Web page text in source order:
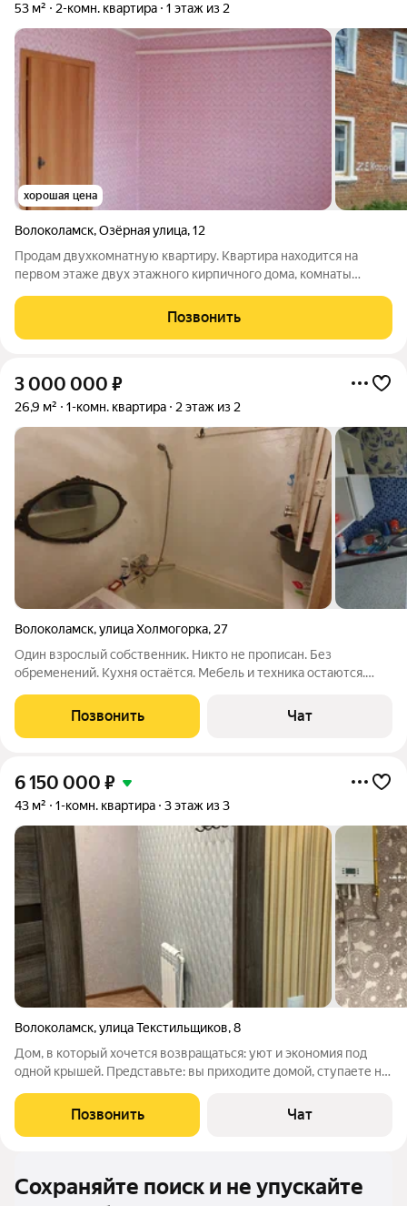
53 м² 2-комн. квартира 1 этаж из 2
хорошая цена
Волоколамск,Озёрная улица,12
Продам двухкомнатную квартиру. Квартира находится на
первом этаже двух этажного кирпичного дома, комнаты
совмещённый с душем. Имеется терасса, погреб, участок в
пожизненном пользовании 8 соток,
Позвонить
3 000 000 ₽
26,9 м² 1-комн. квартира 2 этаж из 2
Волоколамск,улица Холмогорка, 27
Один взрослый собственник. Никто не прописан. Без
обременений. Кухня остаётся. Мебель и техника остаются.
Хорошая транспортная доступность: у дома автобусная
остановка.
Позвонить Чат
6 150 000 ₽
43 м² 1-комн. квартира 3 этаж из 3
Волоколамск,улица Текстильщиков,8
Дом, в который хочется возвращаться: уют и экономия под
одной крышей. Представьте: вы приходите домой, ступаете на
ремонте или покупке мебели всё уже продумано за вас. Эта
квартира на 3-м
Позвонить Чат
Сохраняйте поиск и не упускайте